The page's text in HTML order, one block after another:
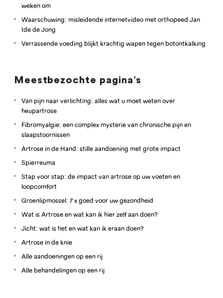
weken om
Waarschuwing: misleidende internetvideo met orthopeed Jan
Ide de Jong
Verrassende voeding blijkt krachtig wapen tegen botontkalking
Meestbezochte pagina’s
Van pijn naar verlichting: alles wat u moet weten over
heupartrose
Fibromyalgie: een complex mysterie van chronische pijn en
slaapstoornissen
Artrose in de Hand: stille aandoening met grote impact
Spierreuma
Stap voor stap: de impact van artrose op uw voeten en
loopcomfort
Groenlipmossel: 7 x goed voor uw gezondheid
Wat is Artrose en wat kan ik hier zelf aan doen?
Jicht: wat is het en wat kan ik eraan doen?
Artrose in de knie
Alle aandoeningen op een rij
Alle behandelingen op een rij